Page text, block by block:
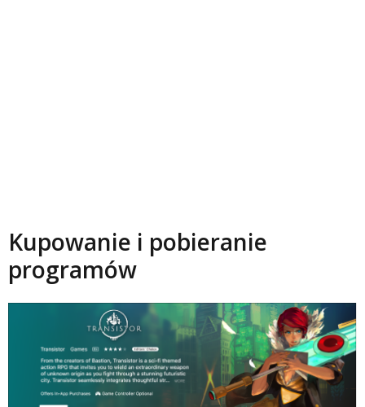
Kupowanie i pobieranie
programów